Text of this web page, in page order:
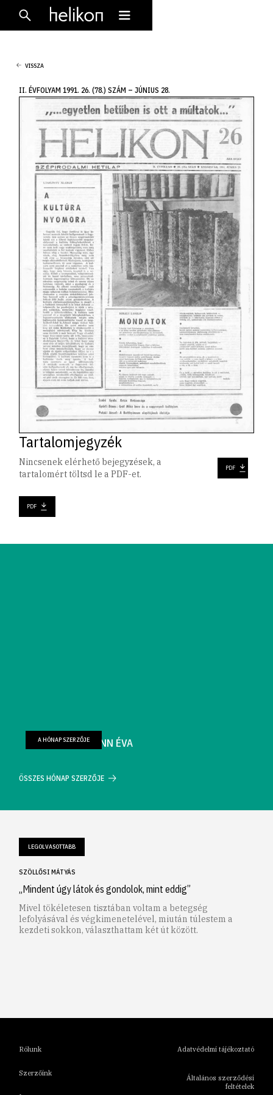
VISSZA
II. ÉVFOLYAM 1991. 26. (78.) SZÁM – JÚNIUS 28.
Tartalomjegyzék
Nincsenek elérhető bejegyzések, a
tartalomért töltsd le a PDF-et.
PDF
PDF
FARKAS WELLMANN ÉVA
A HÓNAP SZERZŐJE
ÖSSZES HÓNAP SZERZŐJE
LEGOLVASOTTABB
SZÖLLŐSI MÁTYÁS
„Mindent úgy látok és gondolok, mint eddig”
Mivel tökéletesen tisztában voltam a betegség
lefolyásával és végkimenetelével, miután túlestem a
kezdeti sokkon, választhattam két út között.
Rólunk
Szerzőink
Adatvédelmi tájékoztató
Általános szerződési
feltételek